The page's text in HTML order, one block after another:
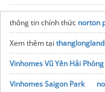
thông tin chính thức norton
Xem thêm tại
Vinhomes Vũ Yên Hải Phòng
Vinhomes Saigon Park